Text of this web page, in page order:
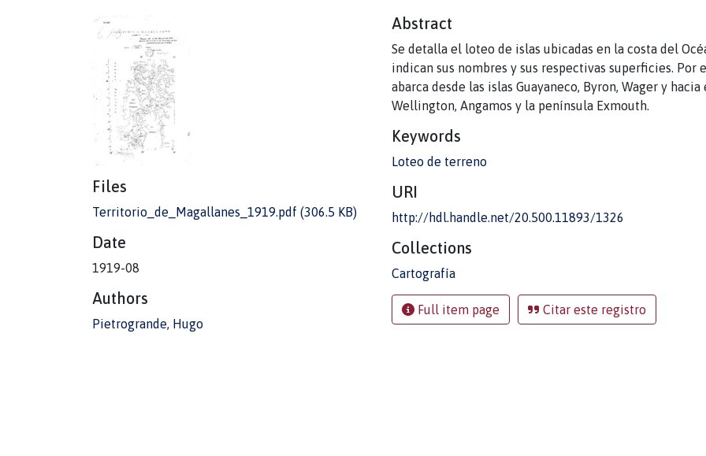
Files
Territorio_de_Magallanes_1919.pdf (306.5 KB)
Date
1919-08
Authors
Pietrogrande, Hugo
Abstract
Se detalla el loteo de islas ubicadas en la costa del
indican sus nombres y sus respectivas superficies. Por
abarca desde las islas Guayaneco, Byron, Wager y hacia
Wellington, Angamos y la península Exmouth.
Keywords
Loteo de terreno
URI
http://hdl.handle.net/20.500.11893/1326
Collections
Cartografía
Full item page Citar este registro